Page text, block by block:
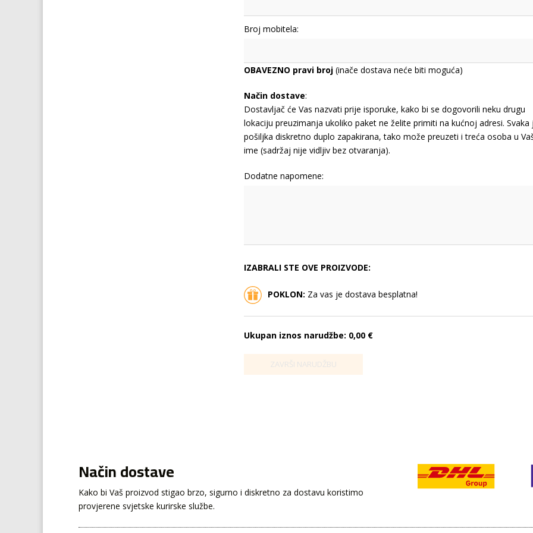
Broj mobitela:
OBAVEZNO pravi broj (inače dostava neće biti moguća)
Način dostave:
Dostavljač će Vas nazvati prije isporuke, kako bi se dogovorili neku drugu
lokaciju preuzimanja ukoliko paket ne želite primiti na kućnoj adresi. Svaka
pošiljka diskretno duplo zapakirana, tako može preuzeti i treća osoba u
ime (sadržaj nije vidljiv bez otvaranja).
Dodatne napomene:
IZABRALI STE OVE PROIZVODE:
POKLON: Za vas je dostava besplatna!
Ukupan iznos narudžbe: 0,00 €
Način dostave
Kako bi Vaš proizvod stigao brzo, sigurno i diskretno za dostavu koristimo
provjerene svjetske kurirske službe.